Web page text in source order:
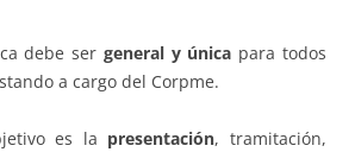
debe ser general y única para todos
a cargo del Corpme.
es la presentación, tramitación,